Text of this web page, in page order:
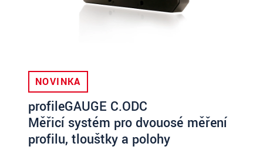
NOVINKA
profileGAUGE C.ODC
Měřicí systém pro dvouosé měření
profilu, tloušťky a polohy